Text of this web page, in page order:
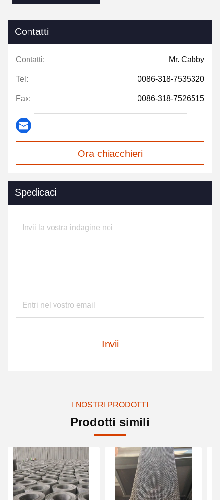
Contatti
Contatti: Mr. Cabby
Tel: 0086-318-7535320
Fax: 0086-318-7526515
Ora chiacchieri
Spedicaci
Invii
I NOSTRI PRODOTTI
Prodotti simili